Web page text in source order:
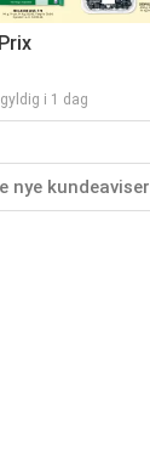
i 1 dag
nye kundeaviser